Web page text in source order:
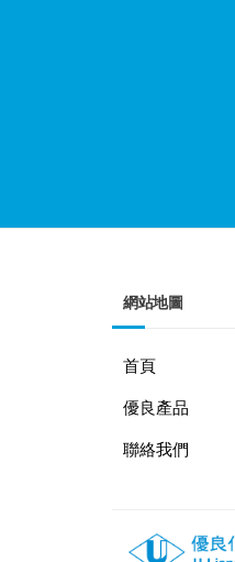
網站地圖
首頁
優良產品
聯絡我們